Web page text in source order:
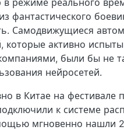
фантастического
Самодвижущиеся
которые активно
были бы не
нейросетей.
в Китае на фестивале
к системе
мгновенно нашли